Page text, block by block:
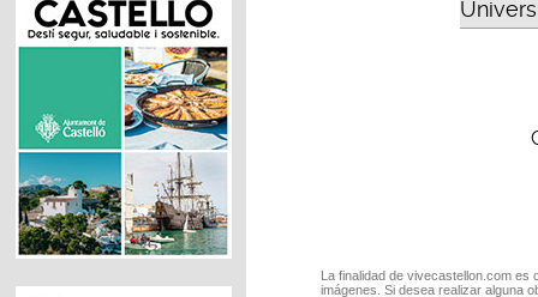
La finalidad de vivecastellon.com
imágenes. Si desea realizar alguna